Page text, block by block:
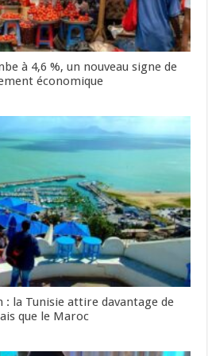
à 4,6 %, un nouveau signe de
économique
la Tunisie attire davantage de
que le Maroc